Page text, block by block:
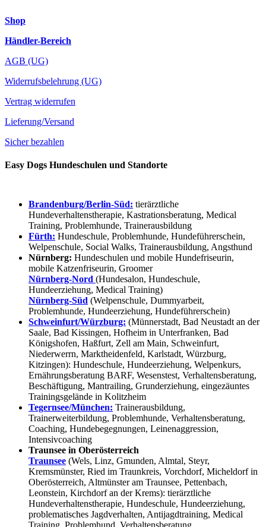
Shop
Händler-Bereich
AGB (UG)
Widerrufsbelehrung (UG)
Vertrag widerrufen
Lieferung/Versand
Sicher bezahlen
Easy Dogs Hundeschulen und Standorte
Brandenburg/Berlin-Süd: tierärztliche
Hundeverhaltenstherapie, Kastrationsberatung, Medical
Training, Problemhunde, Trainerausbildung
Fürth: Hundeschule, Problemhunde, Hundeführerschein,
Welpenschule, Social Walks, Trainerausbildung, Angsthund
Nürnberg: Hundeschulen und mobile Hundefriseurin,
mobile Katzenfriseurin, Groomer
Nürnberg-Nord (Hundesalon, Hundeschule,
Hundeerziehung, Medical Training)
Nürnberg-Süd (Welpenschule, Dummyarbeit,
Problemhunde, Hundeerziehung, Hundeführerschein)
Schweinfurt/Würzburg: (Münnerstadt, Bad Neustadt an der
Saale, Bad Kissingen, Hofheim in Unterfranken, Bad
Königshofen, Haßfurt, Zell am Main, Schweinfurt,
Niederwerrn, Marktheidenfeld, Karlstadt, Würzburg,
Kitzingen): Hundeschule, Hundeerziehung, Welpenkurs,
Ernährungsberatung BARF, Wesenstest, Verhaltensberatung,
Beschäftigung, Mantrailing, Grunderziehung, eingezäuntes
Trainingsgelände in Kolitzheim
Tegernsee/München: Trainerausbildung,
Trainerweiterbildung, Problemhunde, Verhaltensberatung,
Coaching, Hundebegegnungen, Leinenaggression,
Intensivcoaching
Traunsee in Oberösterreich
Traunsee (Wels, Linz, Gmunden, Almtal, Steyr,
Kremsmünster, Ried im Traunkreis, Vorchdorf, Micheldorf in
Oberösterreich, Altmünster am Traunsee, Pettenbach,
Leonstein, Kirchdorf an der Krems): tierärztliche
Hundeverhaltenstherapie, Hundeschule, Hundeerziehung,
problematisches Jagdverhalten, Antijagdtraining, Medical
Training, Problemhund, Verhaltensberatung,